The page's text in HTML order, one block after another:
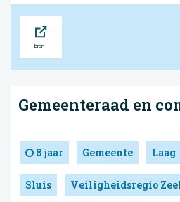
Gemeenteraad en
8 jaar Gemeente Laag
Sluis Veiligheidsregio